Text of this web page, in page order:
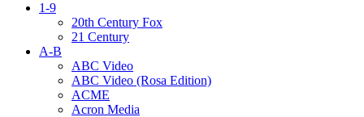
1-9
20th Century Fox
21 Century
A-B
ABC Video
ABC Video (Rosa Edition)
ACME
Acron Media